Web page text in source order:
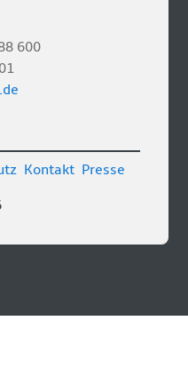
600
Kontakt Presse